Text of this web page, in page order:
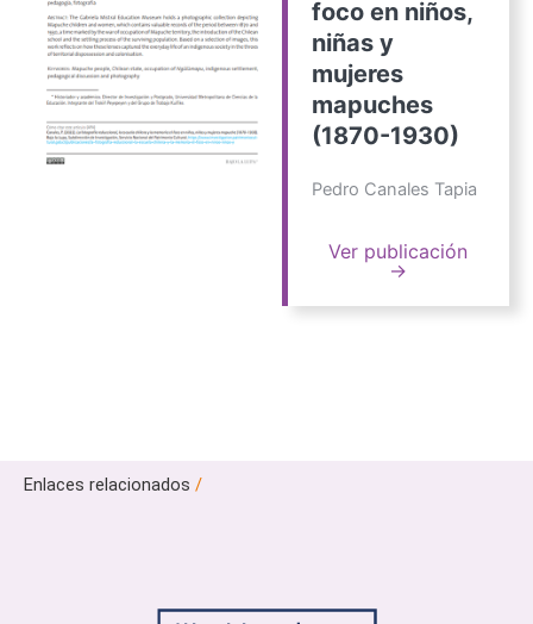
foco en niños,
niñas y
mujeres
mapuches
(1870-1930)
Pedro Canales Tapia
Ver publicación
→
Enlaces relacionados /